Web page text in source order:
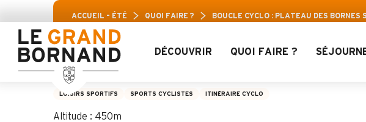
au
contenu
principal
Pass Loisirs Aravis :
DÉCOUVRIR QUOI FAIRE ?
ACCUEIL – ÉTÉ QUOI FAIRE ? BOUCLE CYCLO : PLATEAU DES BORNES
Boucle cyclo : Plateau des
LOISIRS SPORTIFS SPORTS CYCLISTES ITINÉRAIRE CYCLO
Altitude : 450m